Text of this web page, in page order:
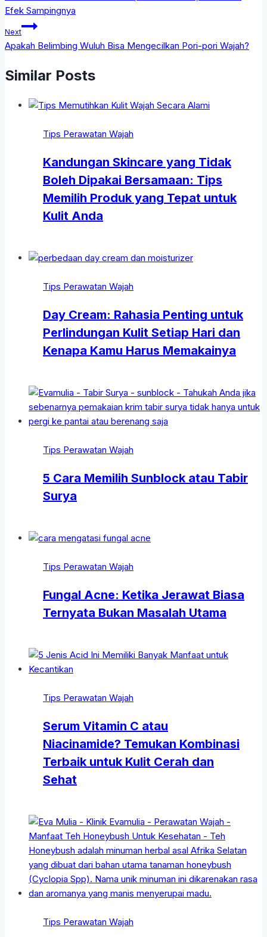
Efek Sampingnya
Next
Apakah Belimbing Wuluh Bisa Mengecilkan Pori-pori Wajah?
Similar Posts
Tips Perawatan Wajah
Kandungan Skincare yang Tidak
Boleh Dipakai Bersamaan: Tips
Memilih Produk yang Tepat untuk
Kulit Anda
Tips Perawatan Wajah
Day Cream: Rahasia Penting untuk
Perlindungan Kulit Setiap Hari dan
Kenapa Kamu Harus Memakainya
Tips Perawatan Wajah
5 Cara Memilih Sunblock atau Tabir
Surya
Tips Perawatan Wajah
Fungal Acne: Ketika Jerawat Biasa
Ternyata Bukan Masalah Utama
Tips Perawatan Wajah
Serum Vitamin C atau
Niacinamide? Temukan Kombinasi
Terbaik untuk Kulit Cerah dan
Sehat
Tips Perawatan Wajah